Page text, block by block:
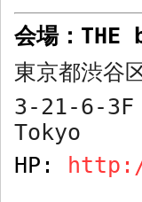
会場： THE
東京都渋谷
3-21-6-
Tokyo
HP: